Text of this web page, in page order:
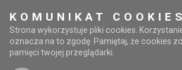
KOMUNIKAT COOKIES
Strona wykorzystuje pliki cookies.
oznacza na to zgodę. Pamiętaj, że cookies
pamięci twojej przeglądarki.